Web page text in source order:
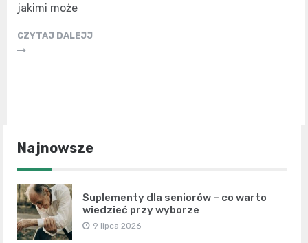
jakimi może
CZYTAJ DALEJJ
Najnowsze
Suplementy dla seniorów – co warto
wiedzieć przy wyborze
9 lipca 2026